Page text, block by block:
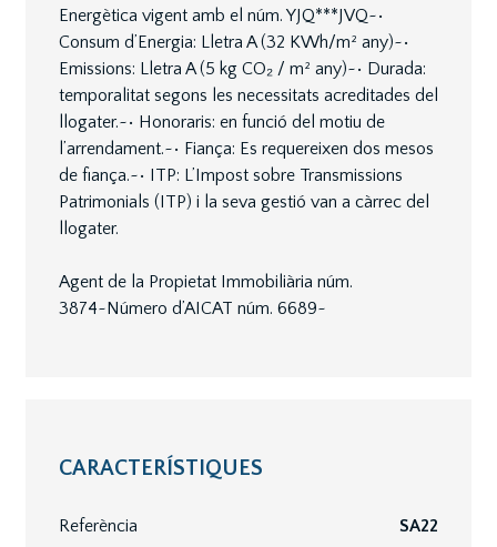
Energètica vigent amb el núm. YJQ***JVQ~•
Consum d’Energia: Lletra A (32 KWh/m² any)~•
Emissions: Lletra A (5 kg CO₂ / m² any)~• Durada:
temporalitat segons les necessitats acreditades del
llogater.~• Honoraris: en funció del motiu de
l’arrendament.~• Fiança: Es requereixen dos mesos
de fiança.~• ITP: L’Impost sobre Transmissions
Patrimonials (ITP) i la seva gestió van a càrrec del
llogater.
Agent de la Propietat Immobiliària núm.
3874~Número d’AICAT núm. 6689~
CARACTERÍSTIQUES
Referència SA22